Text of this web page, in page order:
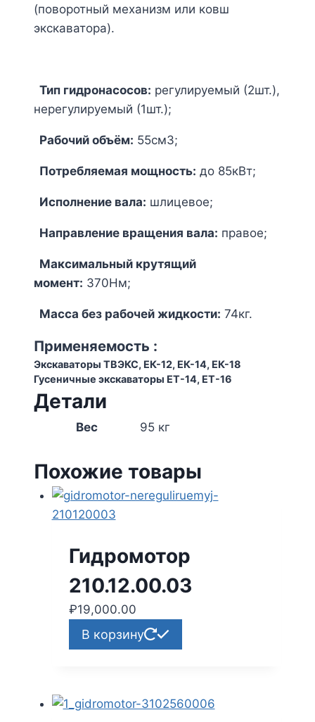
(поворотный механизм или ковш
экскаватора).
Тип гидронасосов: регулируемый (2шт.),
нерегулируемый (1шт.);
Рабочий объём: 55см3;
Потребляемая мощность: до 85кВт;
Исполнение вала: шлицевое;
Направление вращения вала: правое;
Максимальный крутящий
момент: 370Нм;
Масса без рабочей жидкости: 74кг.
Применяемость :
Экскаваторы ТВЭКС, ЕК-12, ЕК-14, ЕК-18
Гусеничные экскаваторы ЕТ-14, ЕТ-16
Детали
Вес 95 кг
Похожие товары
Гидромотор
210.12.00.03
₽19,000.00
В корзину